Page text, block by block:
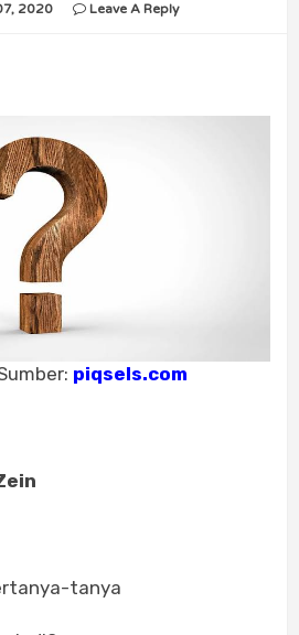
2020 Leave A Reply
piqsels.com
tanya